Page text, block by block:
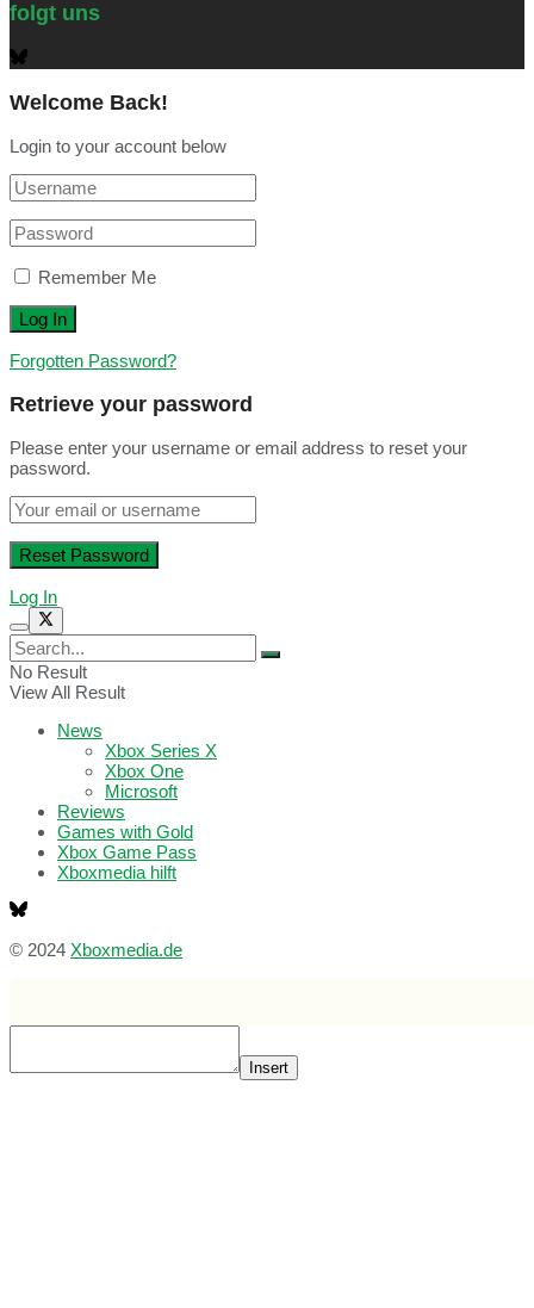
folgt uns
Welcome Back!
Login to your account below
Remember Me
Forgotten Password?
Retrieve your password
Please enter your username or email address to reset your
password.
Log In
No Result
View All Result
News
Xbox Series X
Xbox One
Microsoft
Reviews
Games with Gold
Xbox Game Pass
Xboxmedia hilft
© 2024 Xboxmedia.de
Insert